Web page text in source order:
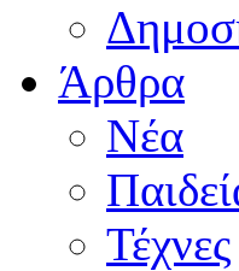
Άρθρα
Νέα
Τέχνες